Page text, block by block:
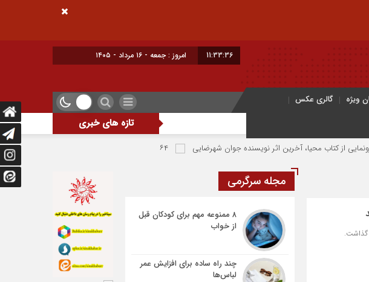
11:33:37 امروز : جمعه - ۱۶ مرداد - ۱۴۰۵
ویژه
گالری عکس
تازه های خبری
محیا، آخرین اثر نویسنده جوان شهرضایی ۶۴ میلیارد تومان تسهیلات اشتغالزایی به مددجویان کمیته امداد شهرضا پرداخت شد
گذاشت.
مجله سرگرمی
۸ ممنوعه مهم برای کودکان قبل
از خواب
چند راه ساده برای افزایش عمر
لباس‌ها